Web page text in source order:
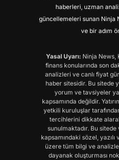
haberleri, uzman
güncellemeleri sunan Ninja
ve bir adım
Yasal Uyarı: Ninja News,
finans konularında son
analizleri ve canlı fiyat
haber sitesidir. Bu sitede
yorum ve tavsiyeler
kapsamında değildir.
yetkili kuruluşlar
tercihlerini dikkate
sunulmaktadır. Bu
kapsamındaki sözel,
üzere tüm bilgi ve
dayanak oluşturması